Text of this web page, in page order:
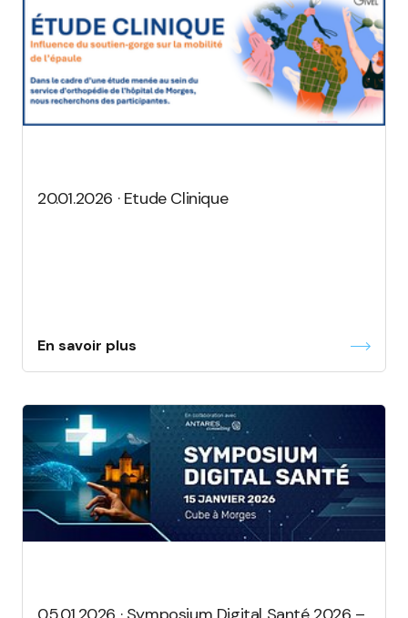
20.01.2026 · Etude Clinique
En savoir plus